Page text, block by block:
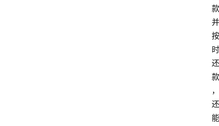
款
并
按
时
还
款
，
还
能